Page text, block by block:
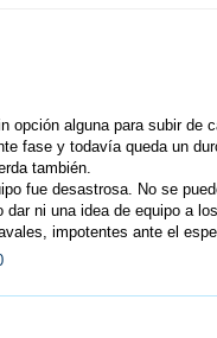
opción alguna para subir de
fase y todavía queda un
también.
fue desastrosa. No se
ni una idea de equipo a
impotentes ante el